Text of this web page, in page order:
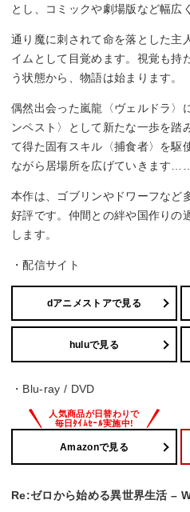
とし、コミックや劇場版など幅広
通り魔に刺されて命を落とした主
イムとして目覚めます。視覚も持
う状態から、物語は始まります。
偶然出会った嵐龍〈ヴェルドラ〉
ンペスト〉として新たな一歩を踏
て得た固有スキル〈捕食者〉を駆
ながら居場所を広げていきます……
本作は、ゴブリンやドワーフなど
好評です。仲間との絆や国作りの
します。
・配信サイト
dアニメストアで見る
huluで見る
・Blu-ray / DVD
Amazonで見る
Re:ゼロから始める異世界生活 –